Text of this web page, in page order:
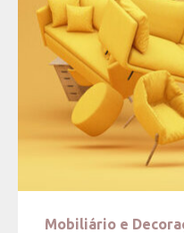
Mobiliário e